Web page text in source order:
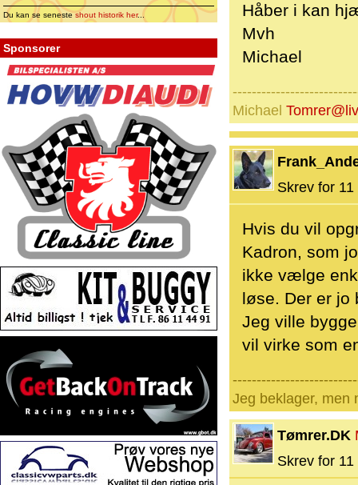
Du kan se senesteshout historik her...
Sponsorer
Håber i kan
Mvh
Michael
Michael
Skrev for
Hvis du vil
Kadron, som
ikke vælge
løse. Der er jo
Jeg ville
vil virke som
Jeg beklager, men
Tømrer.DK
Skrev for